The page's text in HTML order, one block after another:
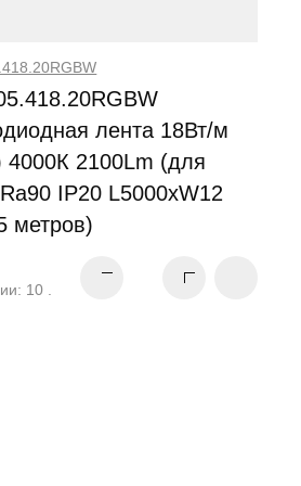
лента 18Вт/м
4000К 2100Lm (для
IP20 L5000xW12
метров)
10 .